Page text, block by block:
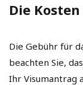
Die
Die Gebühr für
beachten Sie,
Ihr Visumantrag